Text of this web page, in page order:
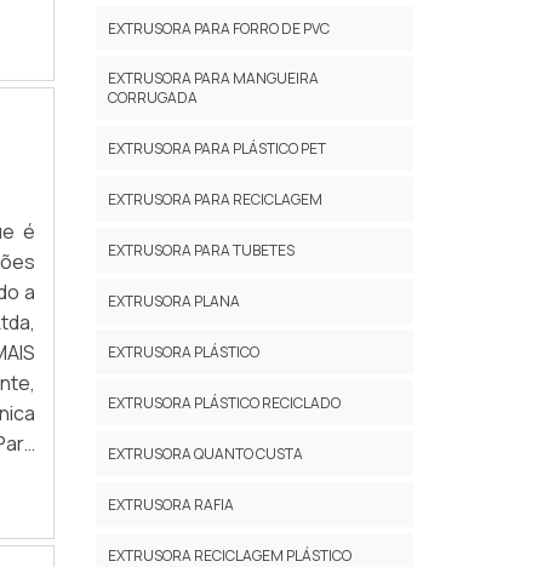
e
e
A
e
é
a
e
EXTRUSORA PARA FORRO DE PVC
EXTRUSORA PARA MANGUEIRA
CORRUGADA
EXTRUSORA PARA PLÁSTICO PET
EXTRUSORA PARA RECICLAGEM
EXTRUSORA PARA TUBETES
EXTRUSORA PLANA
EXTRUSORA PLÁSTICO
EXTRUSORA PLÁSTICO RECICLADO
EXTRUSORA QUANTO CUSTA
EXTRUSORA RAFIA
EXTRUSORA RECICLAGEM PLÁSTICO